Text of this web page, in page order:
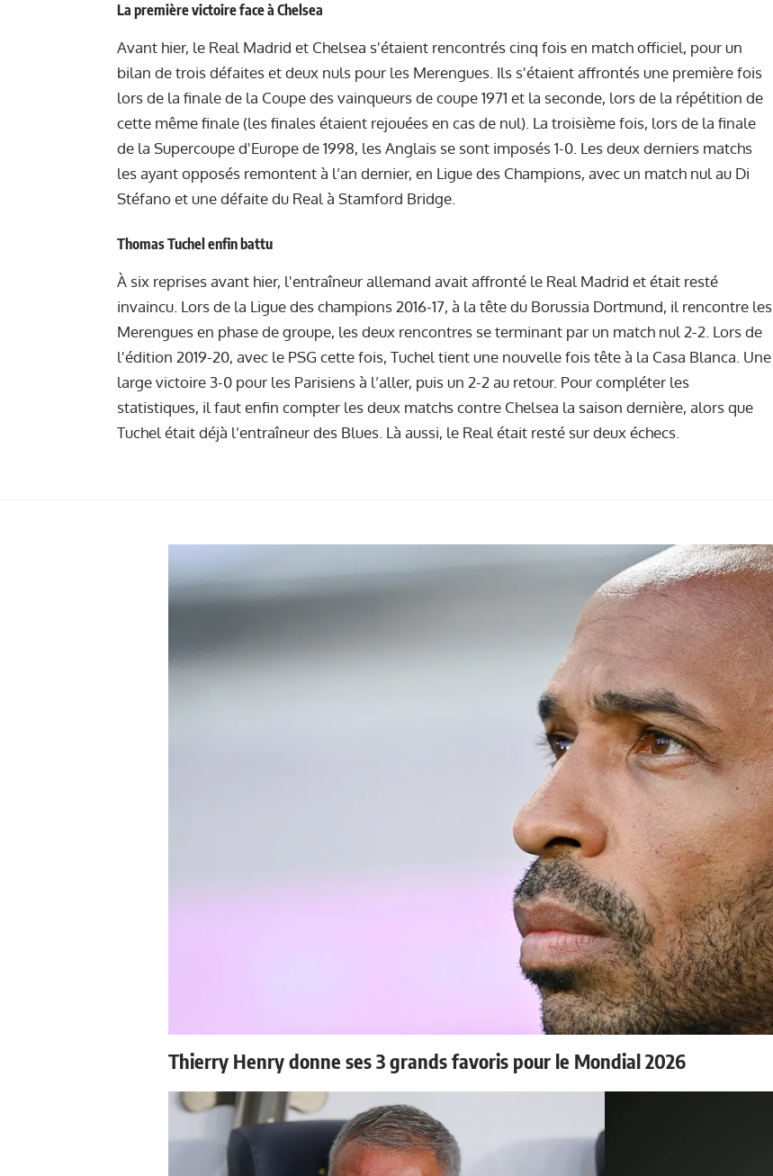
La première victoire face à Chelsea
Avant hier, le Real Madrid et Chelsea s'étaient rencontrés cinq fois en match officiel, pour un
bilan de trois défaites et deux nuls pour les Merengues. Ils s'étaient affrontés une première fois
lors de la finale de la Coupe des vainqueurs de coupe 1971 et la seconde, lors de la répétition de
cette même finale (les finales étaient rejouées en cas de nul). La troisième fois, lors de la finale
de la Supercoupe d'Europe de 1998, les Anglais se sont imposés 1-0. Les deux derniers matchs
les ayant opposés remontent à l’an dernier, en Ligue des Champions, avec un match nul au Di
Stéfano et une défaite du Real à Stamford Bridge.
Thomas Tuchel enfin battu
À six reprises avant hier, l'entraîneur allemand avait affronté le Real Madrid et était resté
invaincu. Lors de la Ligue des champions 2016-17, à la tête du Borussia Dortmund, il rencontre les
Merengues en phase de groupe, les deux rencontres se terminant par un match nul 2-2. Lors de
l'édition 2019-20, avec le PSG cette fois, Tuchel tient une nouvelle fois tête à la Casa Blanca. Une
large victoire 3-0 pour les Parisiens à l’aller, puis un 2-2 au retour. Pour compléter les
statistiques, il faut enfin compter les deux matchs contre Chelsea la saison dernière, alors que
Tuchel était déjà l’entraîneur des Blues. Là aussi, le Real était resté sur deux échecs.
Thierry Henry donne ses 3 grands favoris pour le Mondial 2026